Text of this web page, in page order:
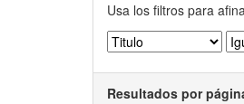
Usa los filtros para
Resultados por